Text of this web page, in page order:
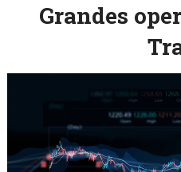
Grandes